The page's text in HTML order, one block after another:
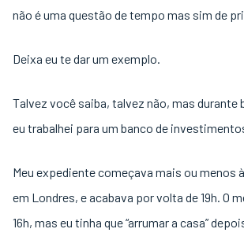
não é uma questão de tempo mas sim de
Deixa eu te dar um exemplo.
Talvez você saiba, talvez não, mas durante
eu trabalhei para um banco de
Meu expediente começava mais ou menos
em Londres, e acabava por volta de 19h. O
16h, mas eu tinha que “arrumar a casa”